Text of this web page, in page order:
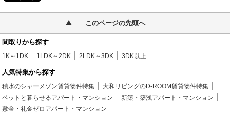
このページの先頭へ
間取りから探す
1K～1DK 1LDK～2DK 2LDK～3DK 3DK以上
人気特集から探す
積水のシャーメゾン賃貸物件特集
大和リビングのD-ROOM賃貸物件特集
ペットと暮らせるアパート・マンション
新築・築浅アパート・マンション
敷金・礼金ゼロアパート・マンション